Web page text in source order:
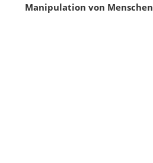
Manipulation von Menschen